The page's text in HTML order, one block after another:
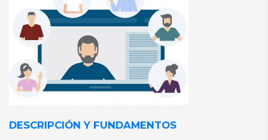
DESCRIPCIÓN Y FUNDAMENTOS